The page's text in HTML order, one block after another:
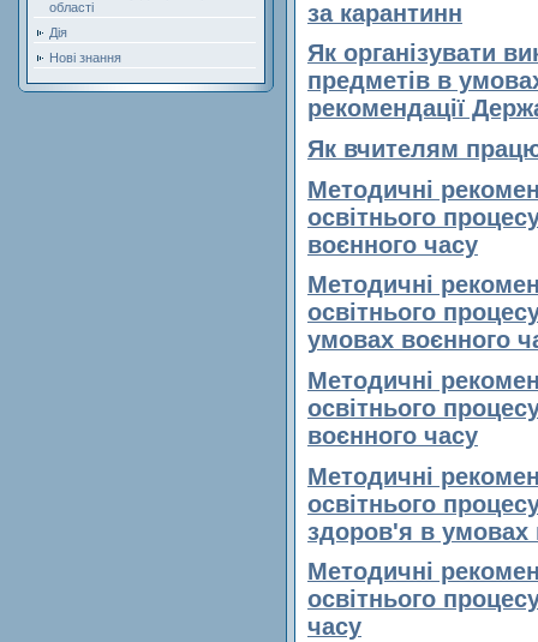
області
Дія
Нові знання
за карантинн
Як організувати
предметів в
рекомендації
Як вчителям
Методичні
освітнього
воєнного часу
Методичні
освітнього
умовах воєнного
Методичні
освітнього
воєнного часу
Методичні
освітнього
здоров'я в умовах
Методичні
освітнього
часу